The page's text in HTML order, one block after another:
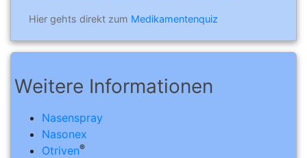
Hier gehts direkt zum Medikamentenquiz
Weitere Informationen
Nasenspray
Nasonex
Otriven®